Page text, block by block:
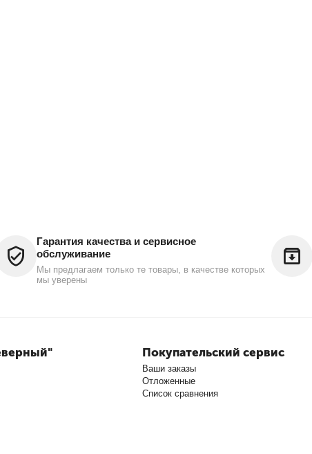
Гарантия качества и сервисное
обслуживание
Мы предлагаем только те товары, в качестве которых
мы уверены
Покупательский сервис
Ваши заказы
Отложенные
Список сравнения